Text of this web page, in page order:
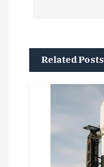
ó
Related Posts